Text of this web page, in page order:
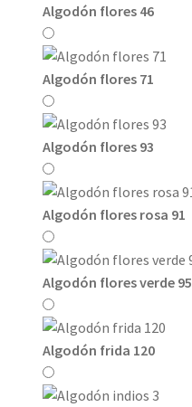
Algodón flores 46
Algodón flores 71
Algodón flores 93
Algodón flores rosa 91
Algodón flores verde 95
Algodón frida 120